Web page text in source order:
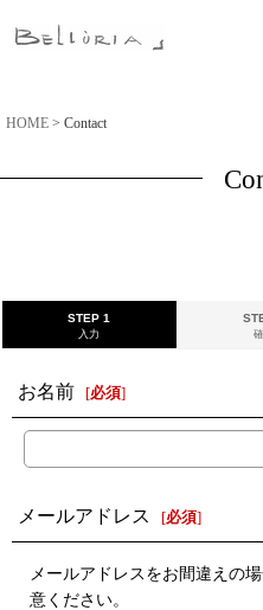
HOME > Contact
STEP 1
入力
お名前 [必須]
メールアドレス [必須]
メールアドレスをお間違えの
意ください。